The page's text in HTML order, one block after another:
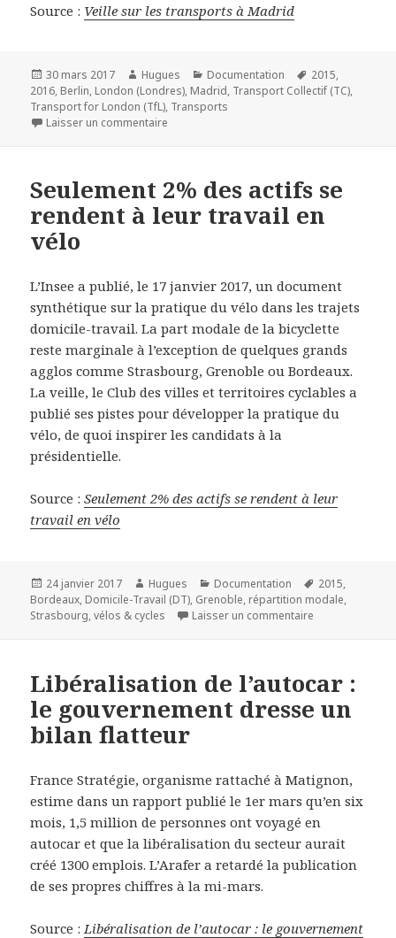
Source : Veille sur les transports à Madrid
Publié
le
30 mars 2017 Auteur
Hugues Catégories
Documentation
Mots-
clés
2015,
2016, Berlin, London (Londres), Madrid, Transport Collectif (TC),
Transport for London (TfL), Transports
Laisser un commentaire
Seulement 2% des actifs se
rendent à leur travail en
vélo
L’Insee a publié, le 17 janvier 2017, un document
synthétique sur la pratique du vélo dans les trajets
domicile-travail. La part modale de la bicyclette
reste marginale à l’exception de quelques grands
agglos comme Strasbourg, Grenoble ou Bordeaux.
La veille, le Club des villes et territoires cyclables a
publié ses pistes pour développer la pratique du
vélo, de quoi inspirer les candidats à la
présidentielle.
Source :Seulement 2% des actifs se rendent à leur
travail en vélo
Publié
le
24 janvier 2017 Auteur
Hugues Catégories
Documentation
Mots-
clés
2015,
Bordeaux, Domicile-Travail (DT), Grenoble, répartition modale,
Strasbourg,vélos & cycles Laisser un commentaire
Libéralisation de l’autocar :
le gouvernement dresse un
bilan flatteur
France Stratégie, organisme rattaché à Matignon,
estime dans un rapport publié le 1er mars qu’en six
mois, 1,5 million de personnes ont voyagé en
autocar et que la libéralisation du secteur aurait
créé 1300 emplois. L’Arafer a retardé la publication
de ses propres chiffres à la mi-mars.
Source : Libéralisation de l’autocar : le gouvernement